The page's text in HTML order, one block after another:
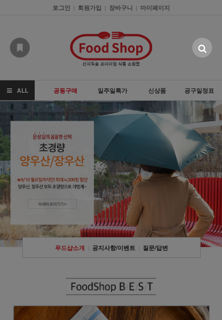
로그인 | 회원가입 | 장바구니 | 마이페이지
ALL 공동구매 일주일특가 신상품 공구일정표
푸드샵소개 공지사항/이벤트 질문/답변